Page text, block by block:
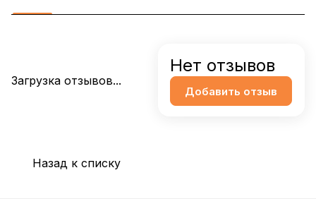
Загрузка отзывов...
Нет отзывов
Добавить отзыв
Назад к списку